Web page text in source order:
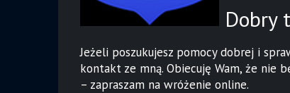
Dobry
Jeżeli poszukujesz pomocy dobrej i
kontakt ze mną. Obiecuję Wam, że nie
– zapraszam na wróżenie online.